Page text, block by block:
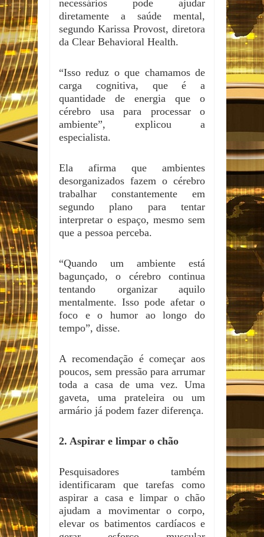
necessários pode ajudar
diretamente a saúde mental,
segundo Karissa Provost, diretora
da Clear Behavioral Health.
“Isso reduz o que chamamos de
carga cognitiva, que é a
quantidade de energia que o
cérebro usa para processar o
ambiente”, explicou a
especialista.
Ela afirma que ambientes
desorganizados fazem o cérebro
trabalhar constantemente em
segundo plano para tentar
interpretar o espaço, mesmo sem
que a pessoa perceba.
“Quando um ambiente está
bagunçado, o cérebro continua
tentando organizar aquilo
mentalmente. Isso pode afetar o
foco e o humor ao longo do
tempo”, disse.
A recomendação é começar aos
poucos, sem pressão para arrumar
toda a casa de uma vez. Uma
gaveta, uma prateleira ou um
armário já podem fazer diferença.
2. Aspirar e limpar o chão
Pesquisadores também
identificaram que tarefas como
aspirar a casa e limpar o chão
ajudam a movimentar o corpo,
elevar os batimentos cardíacos e